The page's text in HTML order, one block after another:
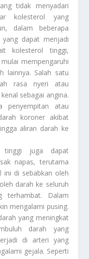
tidak menyadari
kolesterol yang
dalam beberapa
dapat menjadi
kolesterol tinggi,
mempengaruhi
lainnya. Salah satu
rasa nyeri atau
sebagai angina.
penyempitan atau
koroner akibat
aliran darah ke
tinggi juga dapat
napas, terutama
ini di sebabkan oleh
darah ke seluruh
terhambat. Dalam
mengalami pusing.
yang meningkat
darah yang
di arteri yang
gejala. Seperti